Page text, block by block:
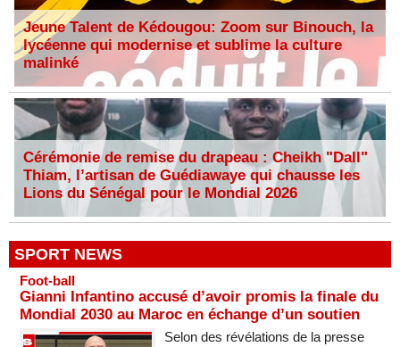
Jeune Talent de Kédougou: Zoom sur Binouch, la
lycéenne qui modernise et sublime la culture
malinké
Cérémonie de remise du drapeau : Cheikh "Dall"
Thiam, l’artisan de Guédiawaye qui chausse les
Lions du Sénégal pour le Mondial 2026
SPORT NEWS
Foot-ball
Gianni Infantino accusé d’avoir promis la finale du
Mondial 2030 au Maroc en échange d’un soutien
Selon des révélations de la presse